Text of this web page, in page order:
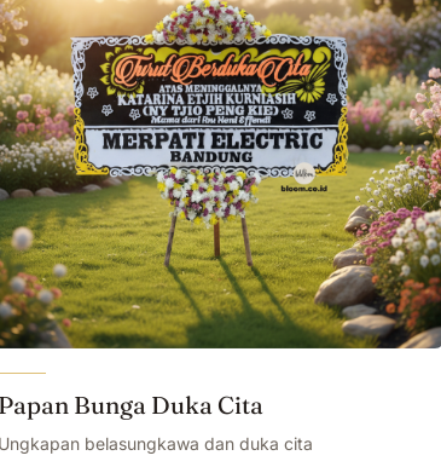
Papan Bunga Duka Cita
Ungkapan belasungkawa dan duka cita